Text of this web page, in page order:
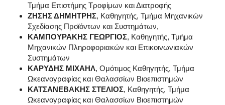
Τμήμα Επιστήμης Τροφίμων και Διατροφής
ΖΗΣΗΣ ΔΗΜΗΤΡΗΣ, Καθηγητής, Τμήμα Μηχανικών
Σχεδίασης Προϊόντων και Συστημάτων,
ΚΑΜΠΟΥΡΑΚΗΣ ΓΕΩΡΓΙΟΣ, Καθηγητής, Τμήμα
Μηχανικών Πληροφοριακών και Επικοινωνιακών
Συστημάτων
ΚΑΡΥΔΗΣ ΜΙΧΑΗΛ, Ομότιμος Καθηγητής, Τμήμα
Ωκεανογραφίας και Θαλασσίων Βιοεπιστημών
ΚΑΤΣΑΝΕΒΑΚΗΣ ΣΤΕΛΙΟΣ, Καθηγητής, Τμήμα
Ωκεανογραφίας και Θαλασσίων Βιοεπιστημών